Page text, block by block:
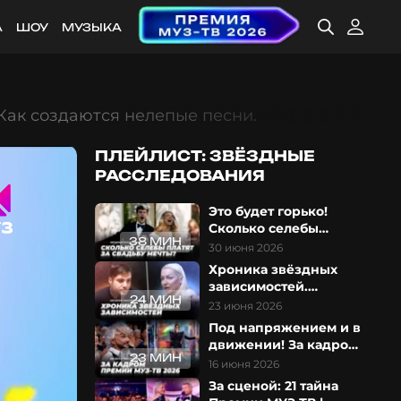
ШОУ МУЗЫКА
создаются нелепые песни.
ПЛЕЙЛИСТ: ЗВЁЗДНЫЕ
РАССЛЕДОВАНИЯ
38 МИН
Это будет горько!
Сколько селебы
платят за свадьбу
мечты?
30 июня 2026
24 МИН
Хроника звёздных
зависимостей.
Обратная сторона
славы
23 июня 2026
23 МИН
Под напряжением и в
движении! За кадром
Премии МУЗ-ТВ 2026
16 июня 2026
За сценой: 21 тайна